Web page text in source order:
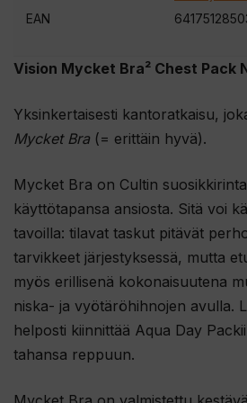
i
t
y
k
s
e
s
t
ä
m
Vision Mycket Bra² Chest Pack
Yksinkertaisesti kantoratkaisu,
Mycket Bra (= erittäin hyvä).
Mycket Bra on Cultin
käyttötapansa ansiosta. Sitä voi
tavoilla: tilavat taskut pitävät
tarvikkeet järjestyksessä, mutta
myös erillisenä kokonaisuutena
niska- ja vyötäröhihnojen avulla.
helposti kiinnittää Aqua Day
tahansa reppuun.
EAN